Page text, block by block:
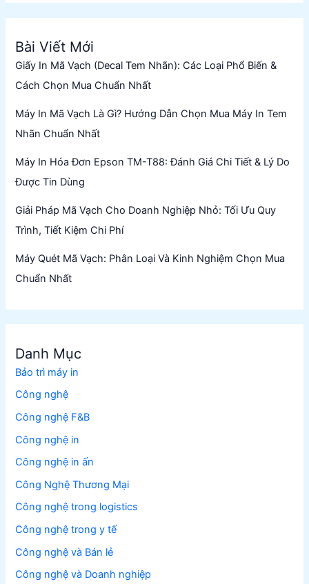
Bài Viết Mới
Giấy In Mã Vạch (Decal Tem Nhãn): Các Loại Phổ Biến &
Cách Chọn Mua Chuẩn Nhất
Máy In Mã Vạch Là Gì? Hướng Dẫn Chọn Mua Máy In Tem
Nhãn Chuẩn Nhất
Máy In Hóa Đơn Epson TM-T88: Đánh Giá Chi Tiết & Lý Do
Được Tin Dùng
Giải Pháp Mã Vạch Cho Doanh Nghiệp Nhỏ: Tối Ưu Quy
Trình, Tiết Kiệm Chi Phí
Máy Quét Mã Vạch: Phân Loại Và Kinh Nghiệm Chọn Mua
Chuẩn Nhất
Danh Mục
Bảo trì máy in
Công nghệ
Công nghệ F&B
Công nghệ in
Công nghệ in ấn
Công Nghệ Thương Mại
Công nghệ trong logistics
Công nghệ trong y tế
Công nghệ và Bán lẻ
Công nghệ và Doanh nghiệp